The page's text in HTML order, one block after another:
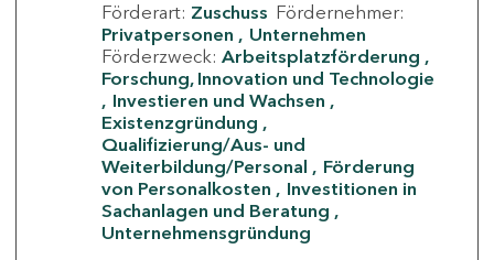
Förderart: Zuschuss Fördernehmer:
Privatpersonen
Unternehmen
Förderzweck: Arbeitsplatzförderung
Forschung, Innovation und Technologie
Investieren und Wachsen
Existenzgründung
Qualifizierung/Aus- und
Weiterbildung/Personal
Förderung
von Personalkosten
Investitionen in
Sachanlagen und Beratung
Unternehmensgründung